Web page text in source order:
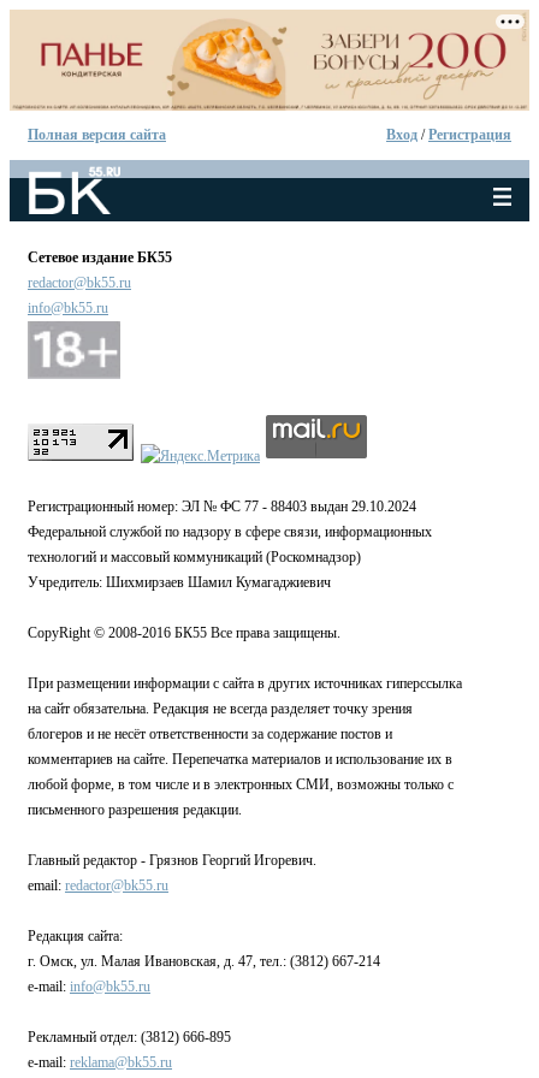
Полная версия сайта Вход /Регистрация
Сетевое издание БК55
redactor@bk55.ru
info@bk55.ru
Регистрационный номер: ЭЛ № ФС 77 - 88403 выдан 29.10.2024
Федеральной службой по надзору в сфере связи, информационных
технологий и массовый коммуникаций (Роскомнадзор)
Учредитель: Шихмирзаев Шамил Кумагаджиевич
CopyRight © 2008-2016 БК55 Все права защищены.
При размещении информации с сайта в других источниках гиперссылка
на сайт обязательна. Редакция не всегда разделяет точку зрения
блогеров и не несёт ответственности за содержание постов и
комментариев на сайте. Перепечатка материалов и использование их в
любой форме, в том числе и в электронных СМИ, возможны только с
письменного разрешения редакции.
Главный редактор - Грязнов Георгий Игоревич.
email: redactor@bk55.ru
Редакция сайта:
г. Омск, ул. Малая Ивановская, д. 47, тел.: (3812) 667-214
e-mail: info@bk55.ru
Рекламный отдел: (3812) 666-895
e-mail: reklama@bk55.ru